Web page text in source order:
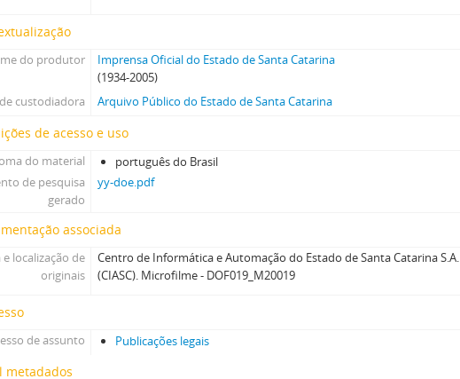
do produtor
Imprensa Oficial do Estado de Santa Catarina
(1934-2005)
custodiadora
Arquivo Público do Estado de Santa Catarina
de acesso e uso
do material
português do Brasil
de pesquisa
gerado
yy-doe.pdf
associada
e localização de
originais
Centro de Informática e Automação do Estado de Santa Catarina S.A.
(CIASC). Microfilme - DOF019_M20019
de assunto Publicações legais
metadados